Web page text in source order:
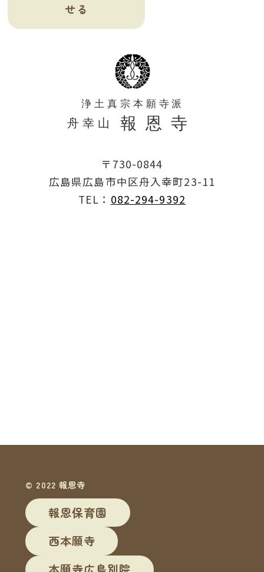
せる
〒730-0844
広島県広島市中区舟入幸町23-11
TEL： 082-294-9392
© 2022 報恩寺
報恩保育園
西本願寺